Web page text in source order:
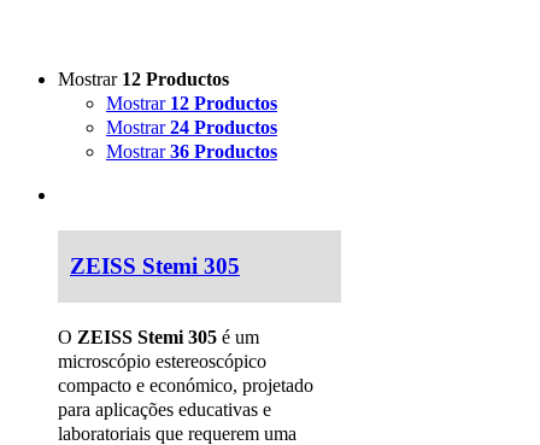
Mostrar 12 Productos
Mostrar 12 Productos
Mostrar24 Productos
Mostrar36 Productos
ZEISS Stemi 305
O ZEISS Stemi 305 é um
microscópio estereoscópico
compacto e económico, projetado
para aplicações educativas e
laboratoriais que requerem uma